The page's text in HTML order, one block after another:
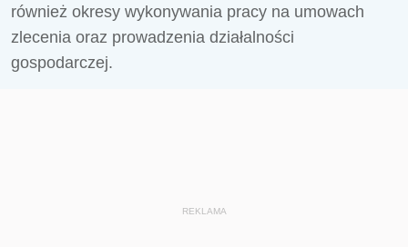
również okresy wykonywania pracy na umowach
zlecenia oraz prowadzenia działalności
gospodarczej.
REKLAMA